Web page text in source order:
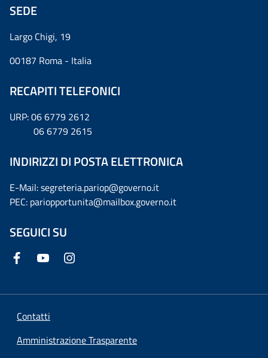
SEDE
Largo Chigi, 19
00187 Roma - Italia
RECAPITI TELEFONICI
URP: 06 6779 2612
06 6779 2615
INDIRIZZI DI POSTA ELETTRONICA
E-Mail: segreteria.pariop@governo.it
PEC: pariopportunita@mailbox.governo.it
SEGUICI SU
Contatti
Amministrazione Trasparente